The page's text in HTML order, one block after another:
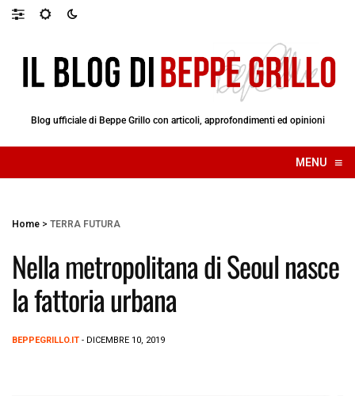
Blog ufficiale di Beppe Grillo con articoli, approfondimenti ed opinioni
MENU ≡
☰
Home > TERRA FUTURA
Nella metropolitana di Seoul nasce
la fattoria urbana
BEPPEGRILLO.IT - DICEMBRE 10, 2019